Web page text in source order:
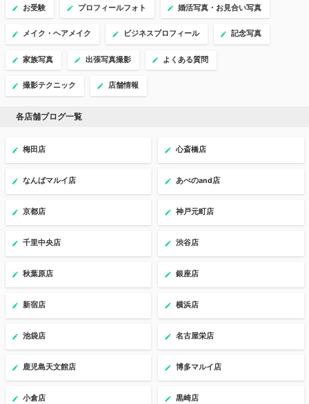
お受験 プロフィールフォト 婚活写真・お見合い写真
メイク・ヘアメイク ビジネスプロフィール 記念写真
家族写真 出張写真撮影 よくある質問
撮影テクニック 店舗情報
各店舗ブログ一覧
梅田店 心斎橋店
なんばマルイ店 あべのand店
京都店 神戸元町店
千里中央店 渋谷店
秋葉原店 銀座店
新宿店 横浜店
池袋店 名古屋栄店
鹿児島天文館店 博多マルイ店
小倉店 黒崎店